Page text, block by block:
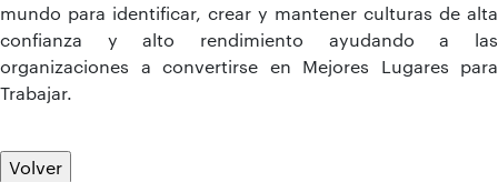
mundo para identificar, crear y mantener culturas de alta
confianza y alto rendimiento ayudando a las
organizaciones a convertirse en Mejores Lugares para
Trabajar.
Volver